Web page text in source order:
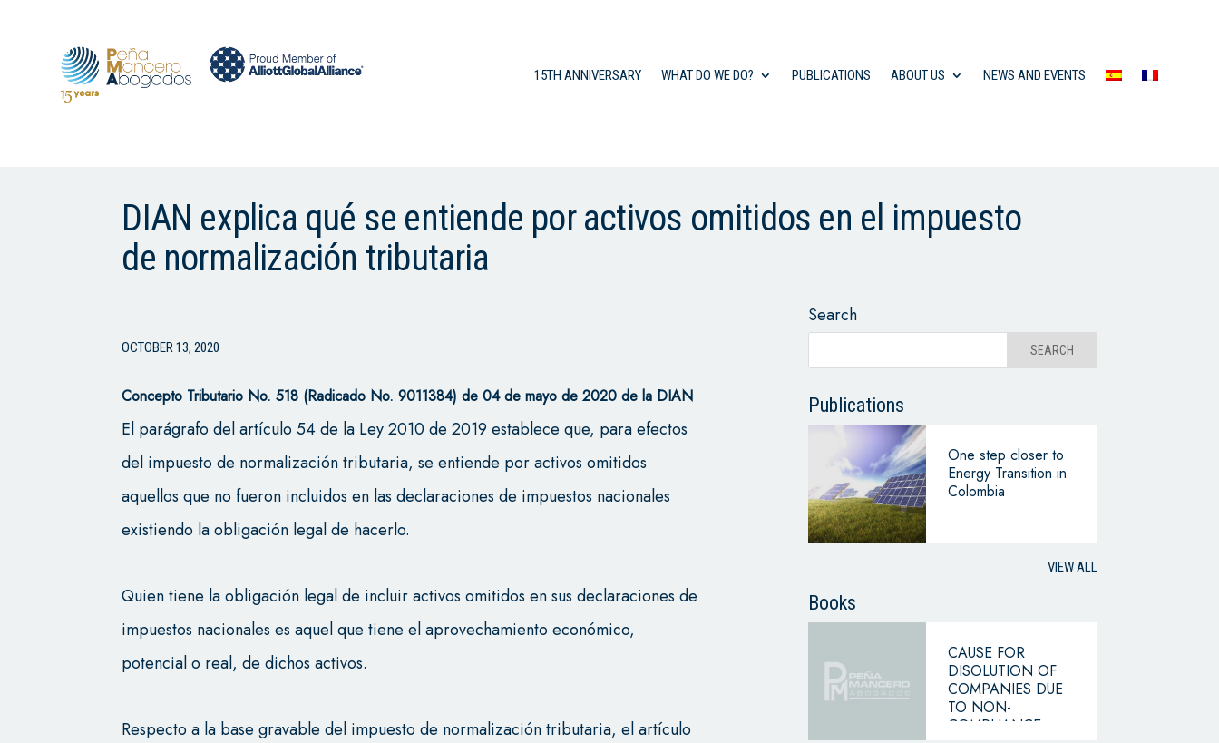
15TH ANNIVERSARY WHAT DO WE DO? PUBLICATIONS ABOUT US NEWS AND EVENTS
DIAN explica qué se entiende por activos omitidos en el impuesto
de normalización tributaria
OCTOBER 13, 2020
Concepto Tributario No. 518 (Radicado No. 9011384) de 04 de mayo de 2020 de la DIAN
El parágrafo del artículo 54 de la Ley 2010 de 2019 establece que, para efectos
del impuesto de normalización tributaria, se entiende por activos omitidos
aquellos que no fueron incluidos en las declaraciones de impuestos nacionales
existiendo la obligación legal de hacerlo.
Quien tiene la obligación legal de incluir activos omitidos en sus declaraciones de
impuestos nacionales es aquel que tiene el aprovechamiento económico,
potencial o real, de dichos activos.
Respecto a la base gravable del impuesto de normalización tributaria, el artículo
Search
Publications
One step closer to
Energy Transition in
Colombia
VIEW ALL
Books
CAUSE FOR
DISOLUTION OF
COMPANIES DUE
TO NON-
COMPLIANCE